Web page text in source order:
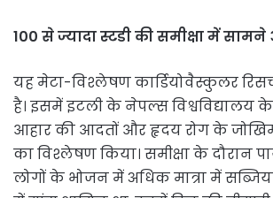
100 से ज्यादा स्टडी की समीक्षा में
यह मेटा-विश्लेषण कार्डियोवैस्कुलर
है। इसमें इटली के नेपल्स विश्वविद्यालय
आहार की आदतों और हृदय रोग के
का विश्लेषण किया। समीक्षा के दौरान
लोगों के भोजन में अधिक मात्रा में